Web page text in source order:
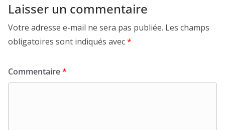
Laisser un commentaire
Votre adresse e-mail ne sera pas publiée. Les champs
obligatoires sont indiqués avec*
Commentaire*